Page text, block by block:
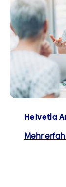
Helvetia
Mehr